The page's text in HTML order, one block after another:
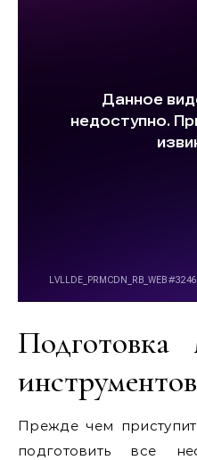
Подготовка
инструментов
Прежде чем
подготовить все